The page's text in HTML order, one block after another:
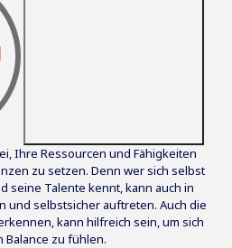
Ihre Ressourcen und Fähigkeiten
zu setzen. Denn wer sich selbst
seine Talente kennt, kann auch in
und selbstsicher auftreten. Auch die
kann hilfreich sein, um sich
Balance zu fühlen.